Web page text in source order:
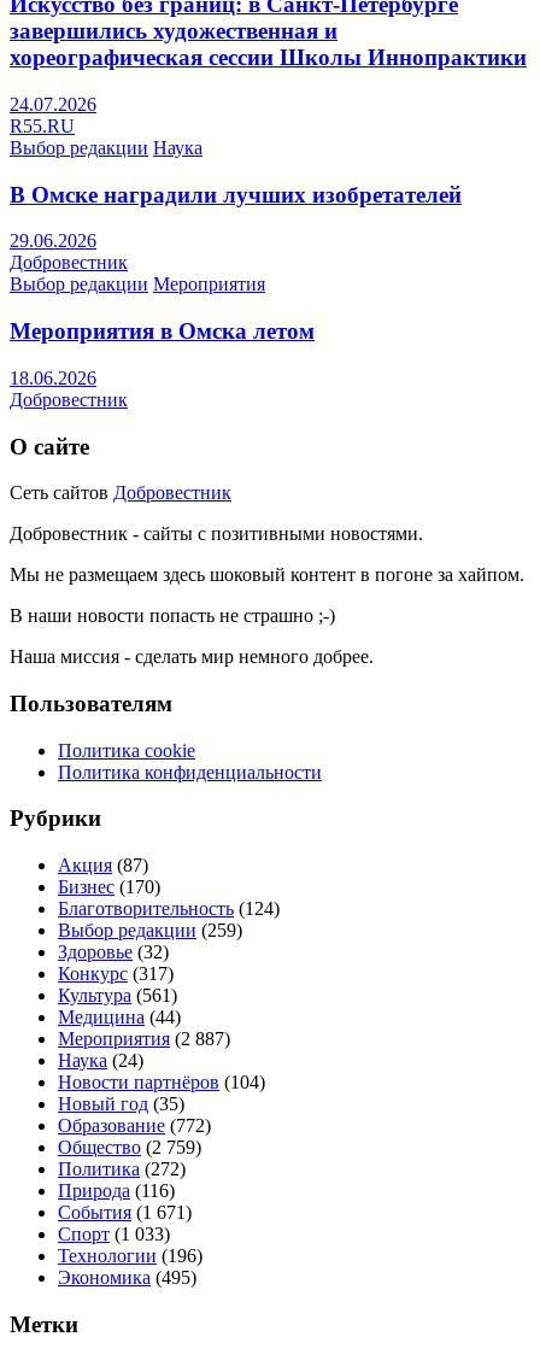
завершились художественная и
хореографическая сессии Школы Иннопрактики
24.07.2026
R55.RU
Выбор редакции Наука
В Омске наградили лучших изобретателей
29.06.2026
Добровестник
Выбор редакции Мероприятия
Мероприятия в Омска летом
18.06.2026
Добровестник
О сайте
Сеть сайтов Добровестник
Добровестник - сайты с позитивными новостями.
Мы не размещаем здесь шоковый контент в погоне за хайпом.
В наши новости попасть не страшно ;-)
Наша миссия - сделать мир немного добрее.
Пользователям
Политика cookie
Политика конфиденциальности
Рубрики
Акция (87)
Бизнес (170)
Благотворительность (124)
Выбор редакции (259)
Здоровье (32)
Конкурс (317)
Культура (561)
Медицина (44)
Мероприятия (2 887)
Наука (24)
Новости партнёров (104)
Новый год (35)
Образование (772)
Общество (2 759)
Политика (272)
Природа (116)
События (1 671)
Спорт (1 033)
Технологии (196)
Экономика (495)
Метки